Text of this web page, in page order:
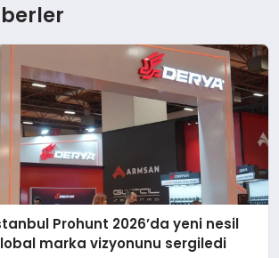
Prohunt 2026’da yeni nesil
marka vizyonunu sergiledi